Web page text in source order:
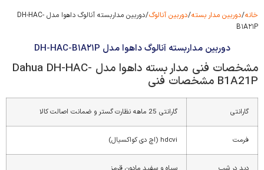
خانه/دوربین مدار بسته/دوربین آنالوگ
/ دوربین مداربسته آنالوگ داهوا مدل DH-HAC-
B۱A۲۱P
دوربین مداربسته آنالوگ داهوا مدل DH-HAC-B۱A۲۱P
مشخصات فنی مدار بسته داهوا مدل Dahua DH-HAC-
B1A21P مشخصات فنی
گارانتی گارانتی 25 ماهه نظارت گستر و ضمانت اصالت کالا
فرمت hdcvi (اچ دی کواکسیال)